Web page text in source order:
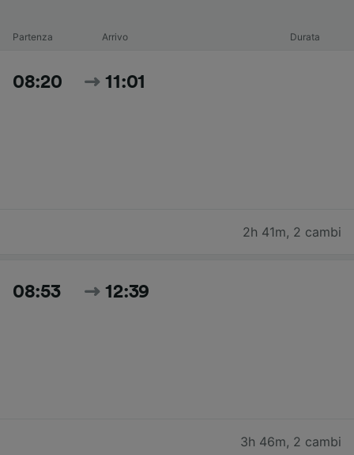
Partenza Arrivo Durata
08:20 11:01
2h 41m, 2 cambi
08:53 12:39
3h 46m, 2 cambi